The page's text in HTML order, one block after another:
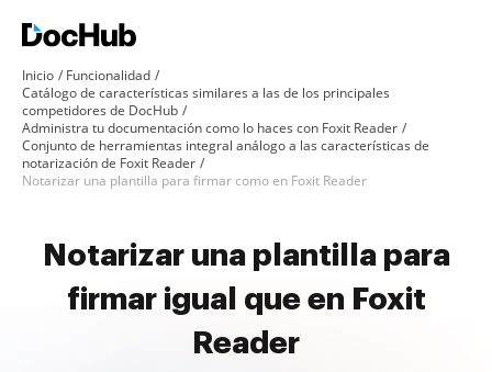
Inicio
Funcionalidad
Catálogo de características similares a las de los principales
competidores de DocHub
Administra tu documentación como lo haces con Foxit Reader
Conjunto de herramientas integral análogo a las características de
notarización de Foxit Reader
Notarizar una plantilla para firmar como en Foxit Reader
Notarizar una plantilla para
firmar igual que en Foxit
Reader